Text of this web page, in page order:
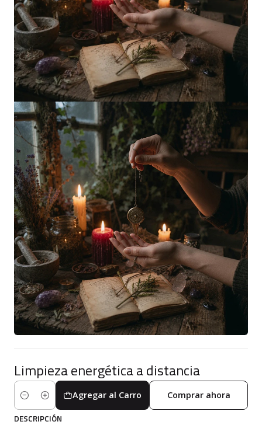
Limpieza energética a distancia
Cantidad
Agregar al Carro Comprar ahora
DESCRIPCIÓN